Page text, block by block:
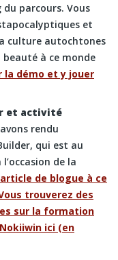
parcours. Vous
et
culture autochtones
à ce monde
la démo et y jouer
et activité
rendu
qui est au
de la
de blogue à ce
trouverez des
sur la formation
ici (en